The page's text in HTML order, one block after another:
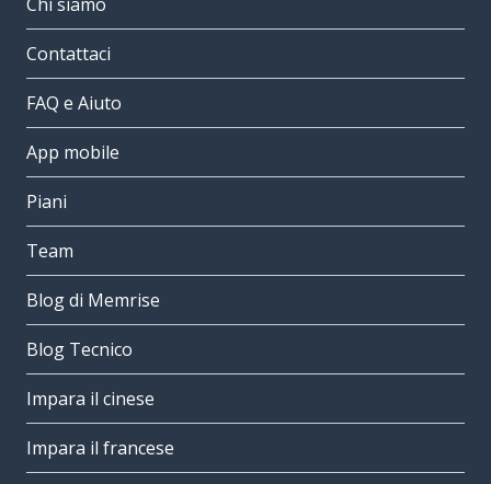
Contattaci
FAQ e Aiuto
App mobile
Piani
Team
Blog di Memrise
Blog Tecnico
Impara il cinese
Impara il francese